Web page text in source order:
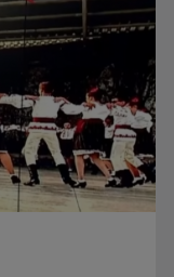
opera lui Mihail